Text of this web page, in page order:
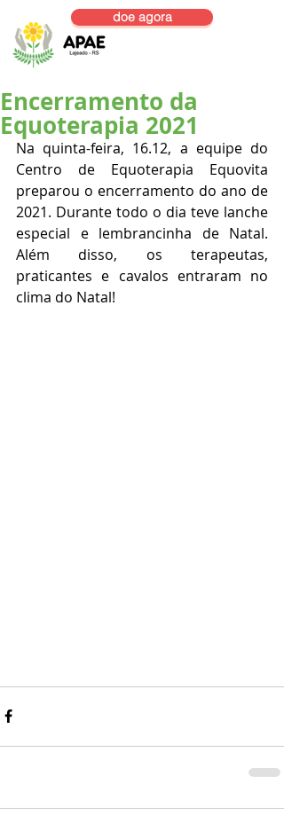
doe agora
Encerramento da
Equoterapia 2021
Na quinta-feira, 16.12, a equipe do
Centro de Equoterapia Equovita
preparou o encerramento do ano de
2021. Durante todo o dia teve lanche
especial e lembrancinha de Natal.
Além disso, os terapeutas,
praticantes e cavalos entraram no
clima do Natal!